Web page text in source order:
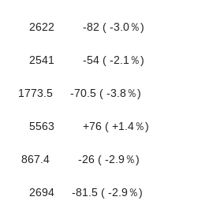
　　　2622 　　 -82 ( -3.0％)
　　　2541 　　 -54 ( -2.1％)
　　1773.5 　 -70.5 ( -3.8％)
　　　5563 　　 +76 ( +1.4％)
　　　 867.4 　　 -26 ( -2.9％)
　　　2694 　 -81.5 ( -2.9％)